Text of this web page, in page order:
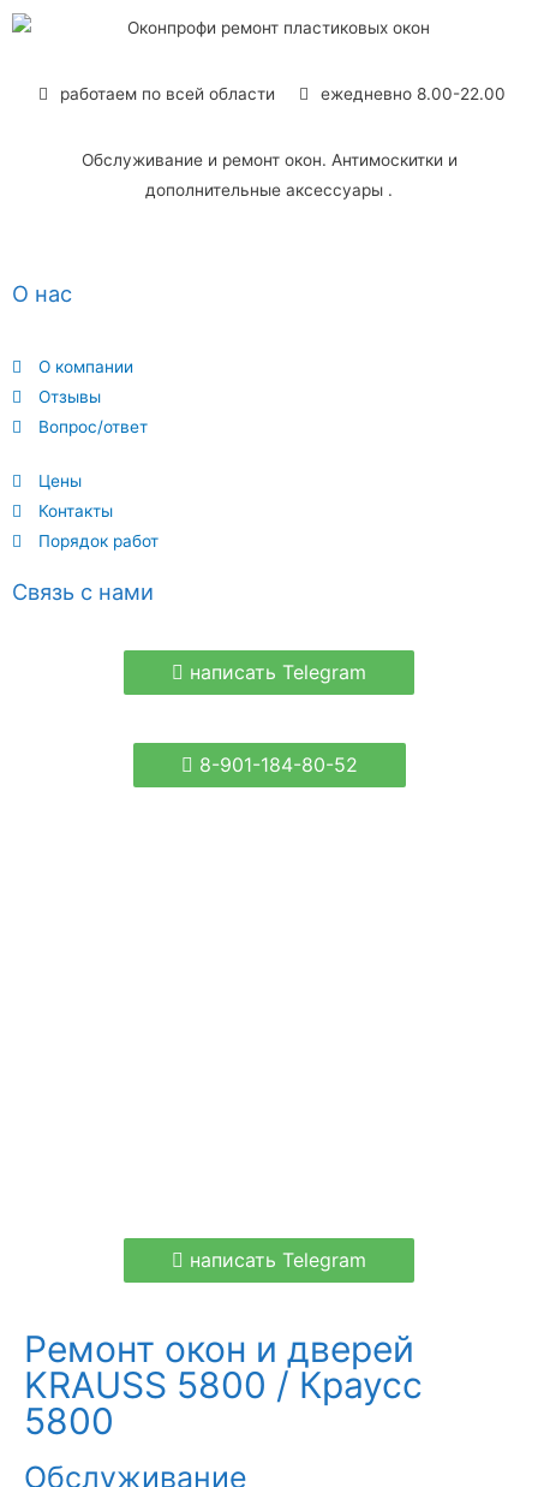
Связь с нами
написать Telegram
8-901-184-80-52
О нас
О компании
Отзывы
Вопрос/ответ
Цены
Контакты
Порядок работ
работаем по всей области ежедневно 8.00-22.00
Обслуживание и ремонт окон. Антимоскитки и
дополнительные аксессуары .
написать Telegram
Ремонт окон и дверей
KRAUSS 5800 / Краусс
5800
Обслуживание